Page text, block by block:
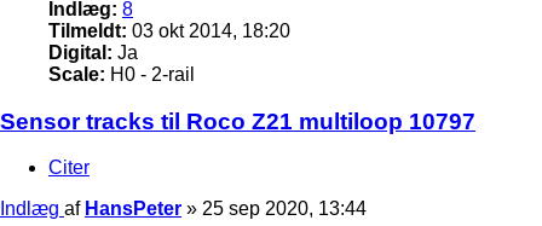
Indlæg: 8
Tilmeldt: 03 okt 2014, 18:20
Digital: Ja
Scale: H0 - 2-rail
Sensor tracks til Roco Z21 multiloop 10797
Citer
Indlæg af HansPeter » 25 sep 2020, 13:44